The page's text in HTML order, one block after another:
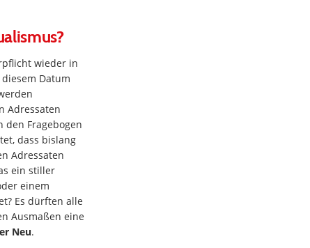
wieder in
Datum
Adressaten
den Fragebogen
dass bislang
Adressaten
ein stiller
einem
Es dürften alle
Ausmaßen eine
Neu.